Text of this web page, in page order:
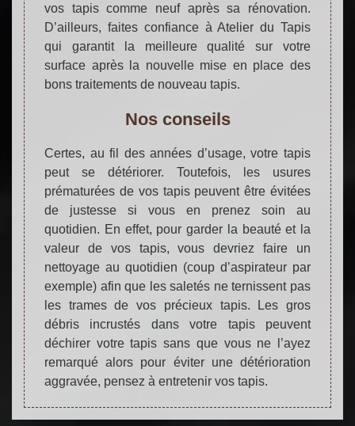
vos tapis comme neuf après sa rénovation.
D’ailleurs, faites confiance à Atelier du Tapis
qui garantit la meilleure qualité sur votre
surface après la nouvelle mise en place des
bons traitements de nouveau tapis.
Nos conseils
Certes, au fil des années d’usage, votre tapis
peut se détériorer. Toutefois, les usures
prématurées de vos tapis peuvent être évitées
de justesse si vous en prenez soin au
quotidien. En effet, pour garder la beauté et la
valeur de vos tapis, vous devriez faire un
nettoyage au quotidien (coup d’aspirateur par
exemple) afin que les saletés ne ternissent pas
les trames de vos précieux tapis. Les gros
débris incrustés dans votre tapis peuvent
déchirer votre tapis sans que vous ne l’ayez
remarqué alors pour éviter une détérioration
aggravée, pensez à entretenir vos tapis.